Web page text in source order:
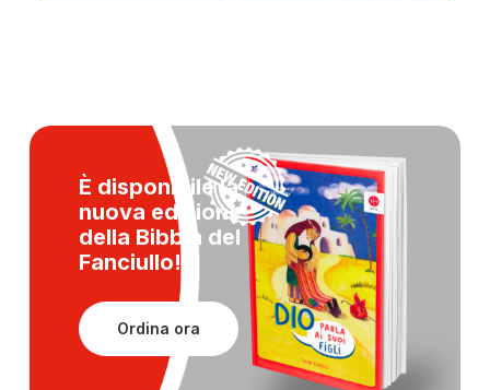
È disponibile la
nuova edizione
della Bibbia del
Fanciullo!
Ordina ora